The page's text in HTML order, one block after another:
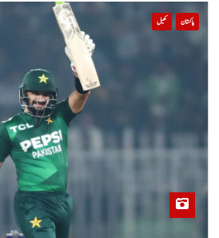
پاکستان کھیل